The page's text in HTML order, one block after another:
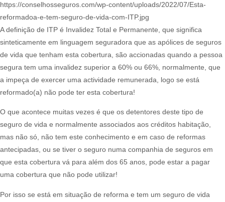
https://conselhosseguros.com/wp-content/uploads/2022/07/Esta-
reformadoa-e-tem-seguro-de-vida-com-ITP.jpg
A definição de ITP é Invalidez Total e Permanente, que significa
sinteticamente em linguagem seguradora que as apólices de seguros
de vida que tenham esta cobertura, são accionadas quando a pessoa
segura tem uma invalidez superior a 60% ou 66%, normalmente, que
a impeça de exercer uma actividade remunerada, logo se está
reformado(a) não pode ter esta cobertura!​
O que acontece muitas vezes é que os detentores deste tipo de
seguro de vida e normalmente associados aos créditos habitação,
mas não só, não tem este conhecimento e em caso de reformas
antecipadas, ou se tiver o seguro numa companhia de seguros em
que esta cobertura vá para além dos 65 anos, pode estar a pagar
uma cobertura que não pode utilizar!​
Por isso se está em situação de reforma e tem um seguro de vida